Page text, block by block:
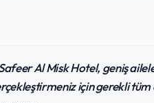
Al Misk Hotel, geniş
için gerekli tüm